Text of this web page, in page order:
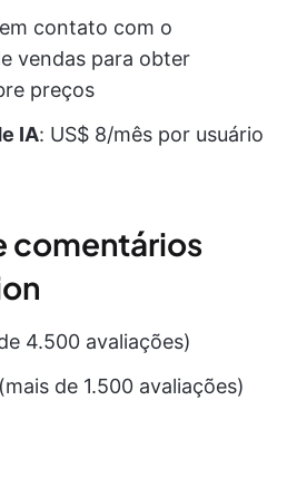
contato com o
vendas para obter
preços
IA: US$ 8/mês por usuário
comentários
4.500 avaliações)
de 1.500 avaliações)